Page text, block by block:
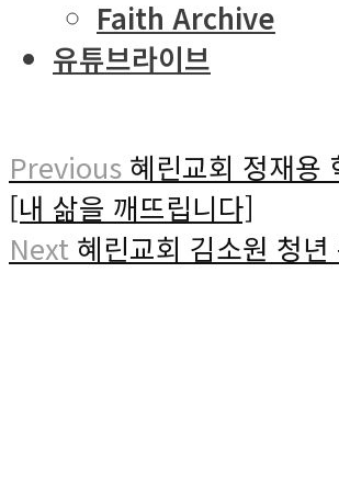
Faith Archive
유튜브라이브
Previous 혜린교회 정재용
[내 삶을 깨뜨립니다]
Next 혜린교회 김소원 청